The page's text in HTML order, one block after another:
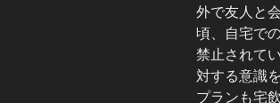
外で友人と
頃、自宅で
禁止されて
対する意識
プランも宅